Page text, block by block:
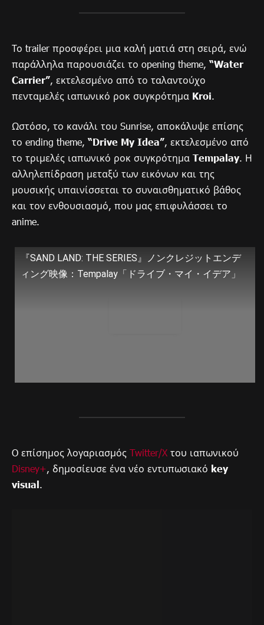
Το trailer προσφέρει μια καλή ματιά στη σειρά, ενώ
παράλληλα παρουσιάζει το opening theme, “Water
Carrier”, εκτελεσμένο από το ταλαντούχο
πενταμελές ιαπωνικό ροκ συγκρότημα Kroi.
Ωστόσο, το κανάλι του Sunrise, αποκάλυψε επίσης
το ending theme, “Drive My Idea”, εκτελεσμένο από
το τριμελές ιαπωνικό ροκ συγκρότημα Tempalay. Η
αλληλεπίδραση μεταξύ των εικόνων και της
μουσικής υπαινίσσεται το συναισθηματικό βάθος
και τον ενθουσιασμό, που μας επιφυλάσσει το
anime.
『SAND LAND: THE SERIES』ノンクレジットエンデ
ィング映像：Tempalay「ドライブ・マイ・イデア」
O επίσημος λογαριασμός Twitter/Χ του ιαπωνικού
Disney+, δημοσίευσε ένα νέο εντυπωσιακό key
visual.